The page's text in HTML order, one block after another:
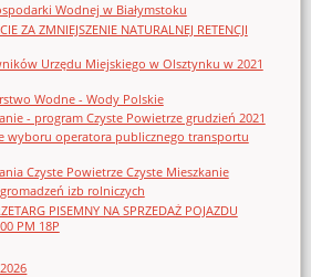
Wodnej w Białymstoku
ZA ZMNIEJSZENIE NATURALNEJ RETENCJI
Urzędu Miejskiego w Olsztynku w 2021
Wodne - Wody Polskie
- program Czyste Powietrze grudzień 2021
wyboru operatora publicznego transportu
Czyste Powietrze Czyste Mieszkanie
izb rolniczych
PISEMNY NA SPRZEDAŻ POJAZDU
PM 18P